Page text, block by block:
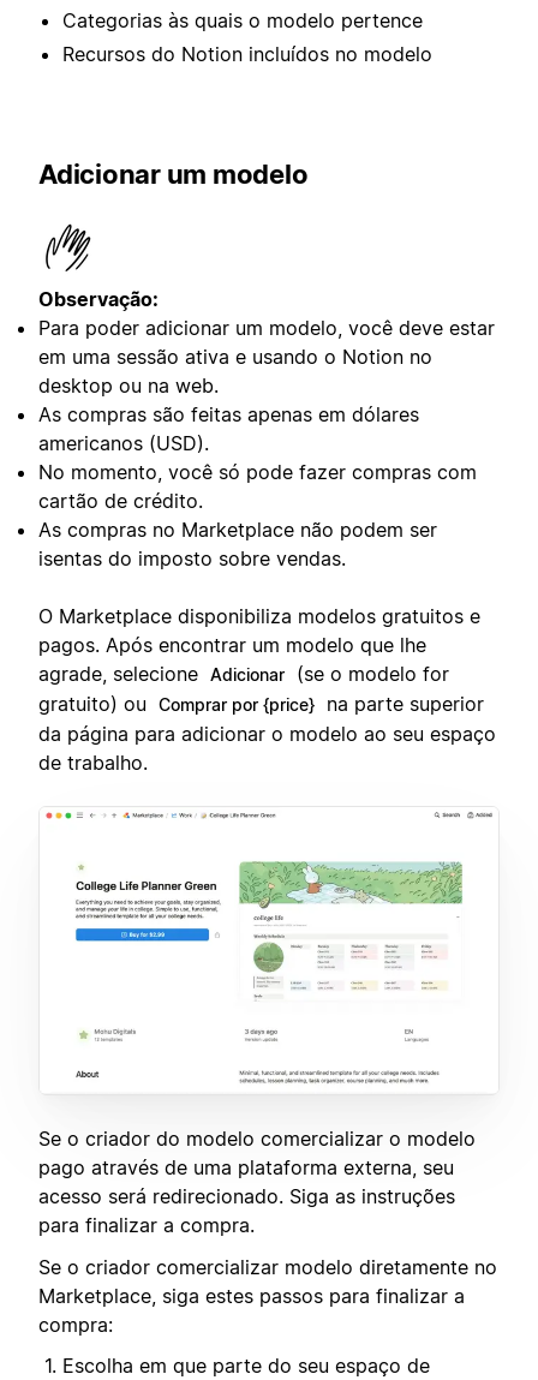
Categorias às quais o modelo pertence
Recursos do Notion incluídos no modelo
Adicionar um modelo
Observação:
Para poder adicionar um modelo, você deve estar
em uma sessão ativa e usando o Notion no
desktop ou na web.
As compras são feitas apenas em dólares
americanos (USD).
No momento, você só pode fazer compras com
cartão de crédito.
As compras no Marketplace não podem ser
isentas do imposto sobre vendas.
O Marketplace disponibiliza modelos gratuitos e
pagos. Após encontrar um modelo que lhe
agrade, selecione Adicionar
(se o modelo for
gratuito) ou
Comprar por {price}
na parte superior
da página para adicionar o modelo ao seu espaço
de trabalho.
Se o criador do modelo comercializar o modelo
pago através de uma plataforma externa, seu
acesso será redirecionado. Siga as instruções
para finalizar a compra.
Se o criador comercializar modelo diretamente no
Marketplace, siga estes passos para finalizar a
compra:
Escolha em que parte do seu espaço de